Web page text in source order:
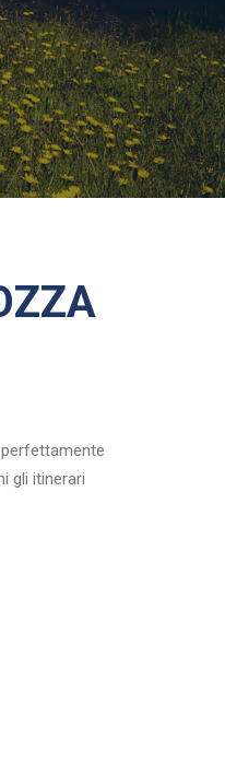
gli itinerari